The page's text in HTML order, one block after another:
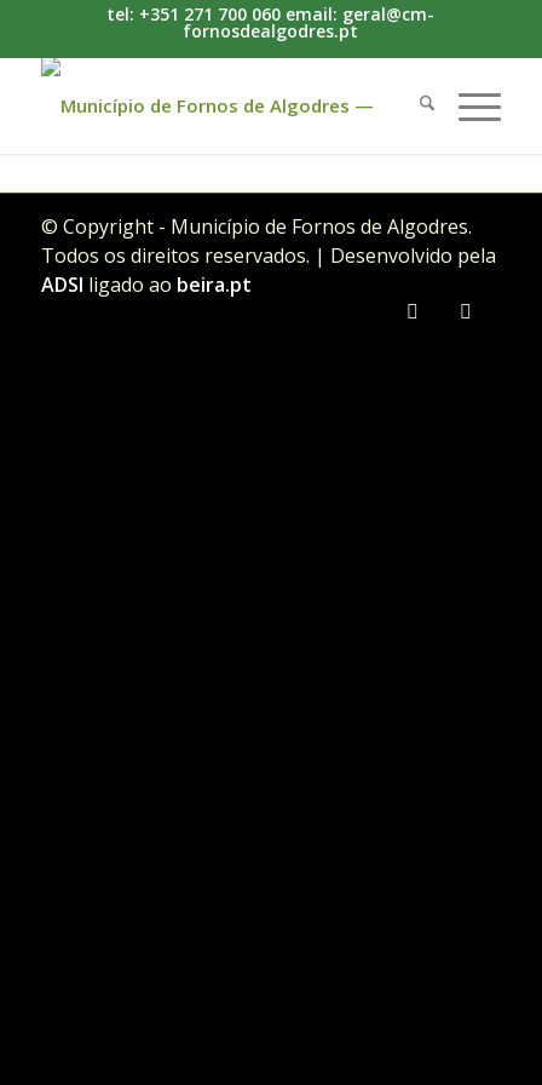
tel: +351 271 700 060 email: geral@cm-
fornosdealgodres.pt
© Copyright - Município de Fornos de Algodres.
Todos os direitos reservados. | Desenvolvido pela
ADSI ligado ao beira.pt